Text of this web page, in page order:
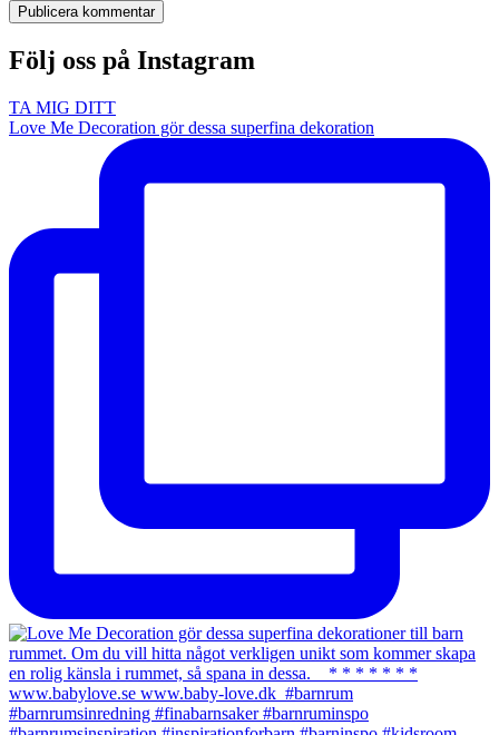
Publicera kommentar
Följ oss på Instagram
TA MIG DITT
Love Me Decoration gör dessa superfina dekoration